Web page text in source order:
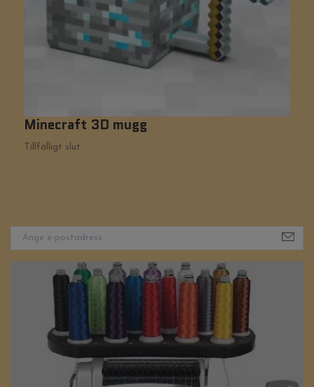
Minecraft 3D mugg
Tillfälligt slut